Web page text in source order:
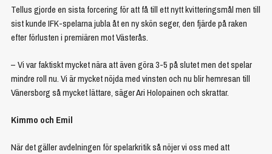
Tellus gjorde en sista forcering för att få till ett nytt kvitteringsmål men till
sist kunde IFK-spelarna jubla åt en ny skön seger, den fjärde på raken
efter förlusten i premiären mot Västerås.
– Vi var faktiskt mycket nära att även göra 3-5 på slutet men det spelar
mindre roll nu. Vi är mycket nöjda med vinsten och nu blir hemresan till
Vänersborg så mycket lättare, säger Ari Holopainen och skrattar.
Kimmo och Emil
När det gäller avdelningen för spelarkritik så nöjer vi oss med att